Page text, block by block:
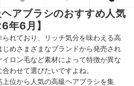
ヘアブラシのおすすめ人気
年6月】
れており、リッチ気分を味わえる高
めさまざまなブランドから発売され
ロン毛など素材によって特徴が異な
わせて選びたいですよね。
位から人気の高級ヘアブラシを集